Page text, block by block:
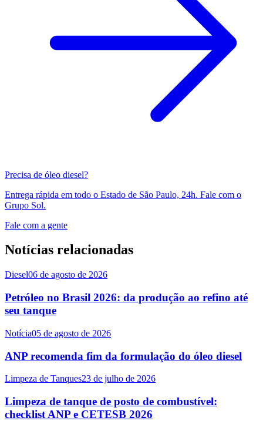
Precisa de óleo diesel?
Entrega rápida em todo o Estado de São Paulo, 24h. Fale com o
Grupo Sol.
Fale com a gente
Notícias relacionadas
Diesel06 de agosto de 2026
Petróleo no Brasil 2026: da produção ao refino até
seu tanque
Notícia05 de agosto de 2026
ANP recomenda fim da formulação do óleo diesel
Limpeza de Tanques23 de julho de 2026
Limpeza de tanque de posto de combustível:
checklist ANP e CETESB 2026